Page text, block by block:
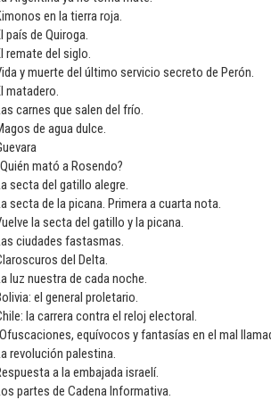
en la tierra roja.
país de Quiroga.
remate del siglo.
y muerte del último servicio secreto de Perón.
matadero.
carnes que salen del frío.
de agua dulce.
mató a Rosendo?
secta del gatillo alegre.
secta de la picana. Primera a cuarta nota.
la secta del gatillo y la picana.
ciudades fastasmas.
del Delta.
luz nuestra de cada noche.
el general proletario.
la carrera contra el reloj electoral.
equívocos y fantasías en el mal
revolución palestina.
a la embajada israelí.
partes de Cadena Informativa.